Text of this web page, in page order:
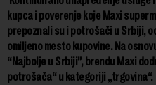
kupca i poverenje koje Maxi
prepoznali su i potrošači u Srbiji,
omiljeno mesto kupovine. Na
“Najbolje u Srbiji”, brendu Maxi
potrošača“ u kategoriji „trgovina“.